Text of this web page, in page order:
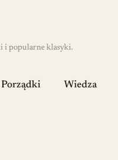
i popularne klasyki.
Porządki Wiedza